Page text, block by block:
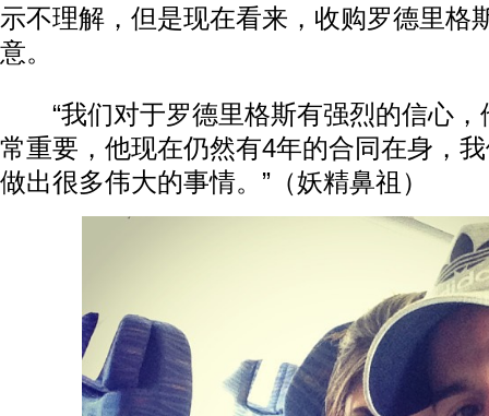
示不理解，但是现在看来，收购罗德里格
意。
“我们对于罗德里格斯有强烈的信心，
常重要，他现在仍然有4年的合同在身，
做出很多伟大的事情。”（妖精鼻祖）